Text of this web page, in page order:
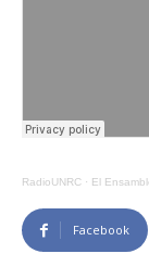
RadioUNRC · El Ensamble
Facebook